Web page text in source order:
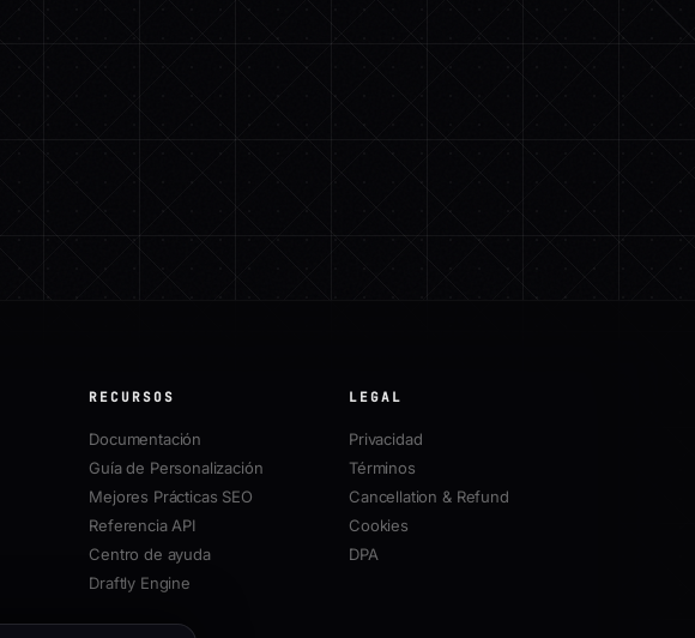
RECURSOS
Documentación
Guía de Personalización
Mejores Prácticas SEO
Referencia API
Centro de ayuda
Draftly Engine
LEGAL
Privacidad
Términos
Cancellation & Refund
Cookies
DPA